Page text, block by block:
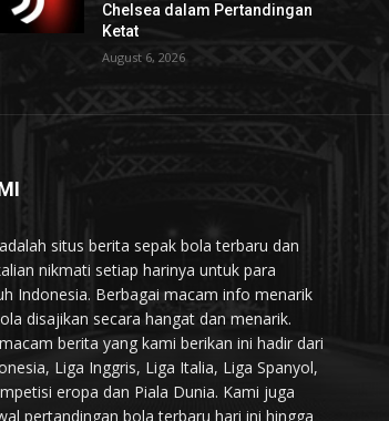
Chelsea dalam Pertandingan
Ketat
August 6, 2026
situs berita sepak bola terbaru dan
nikmati setiap harinya untuk para
Indonesia. Berbagai macam info menarik
disajikan secara hangat dan menarik.
berita yang kami berikan ini hadir dari
Liga Inggris, Liga Italia, Liga Spanyol,
eropa dan Piala Dunia. Kami juga
pertandingan bola terbaru hari ini hingga